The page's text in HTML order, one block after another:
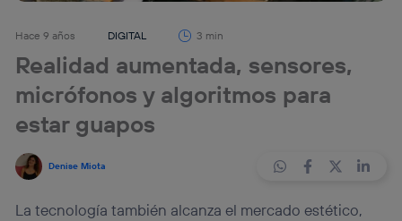
Hace 9 años DIGITAL 3 min
Realidad aumentada, sensores,
micrófonos y algoritmos para
estar guapos
Denise Miota
La tecnología también alcanza el mercado estético,